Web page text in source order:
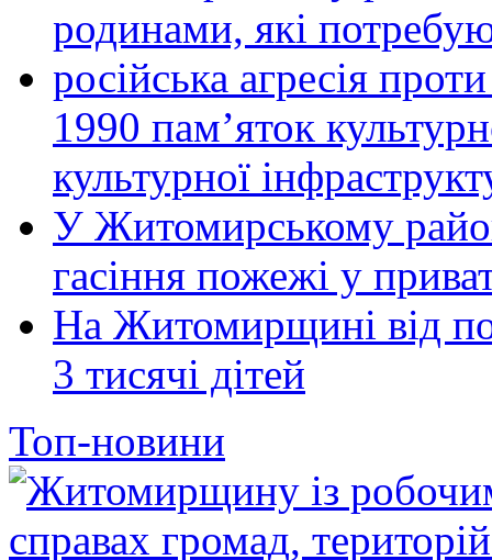
родинами, які
російська агресія
1990 пам’яток
культурної
У Житомирському
гасіння пожежі у
На Житомирщині від
3 тисячі дітей
Топ-новини